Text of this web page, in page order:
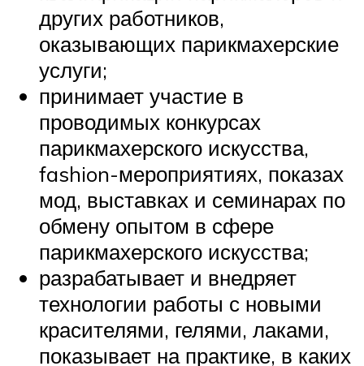
других работников,
оказывающих парикмахерские
услуги;
принимает участие в
проводимых конкурсах
парикмахерского искусства,
fashion-мероприятиях, показах
мод, выставках и семинарах по
обмену опытом в сфере
парикмахерского искусства;
разрабатывает и внедряет
технологии работы с новыми
красителями, гелями, лаками,
показывает на практике, в каких